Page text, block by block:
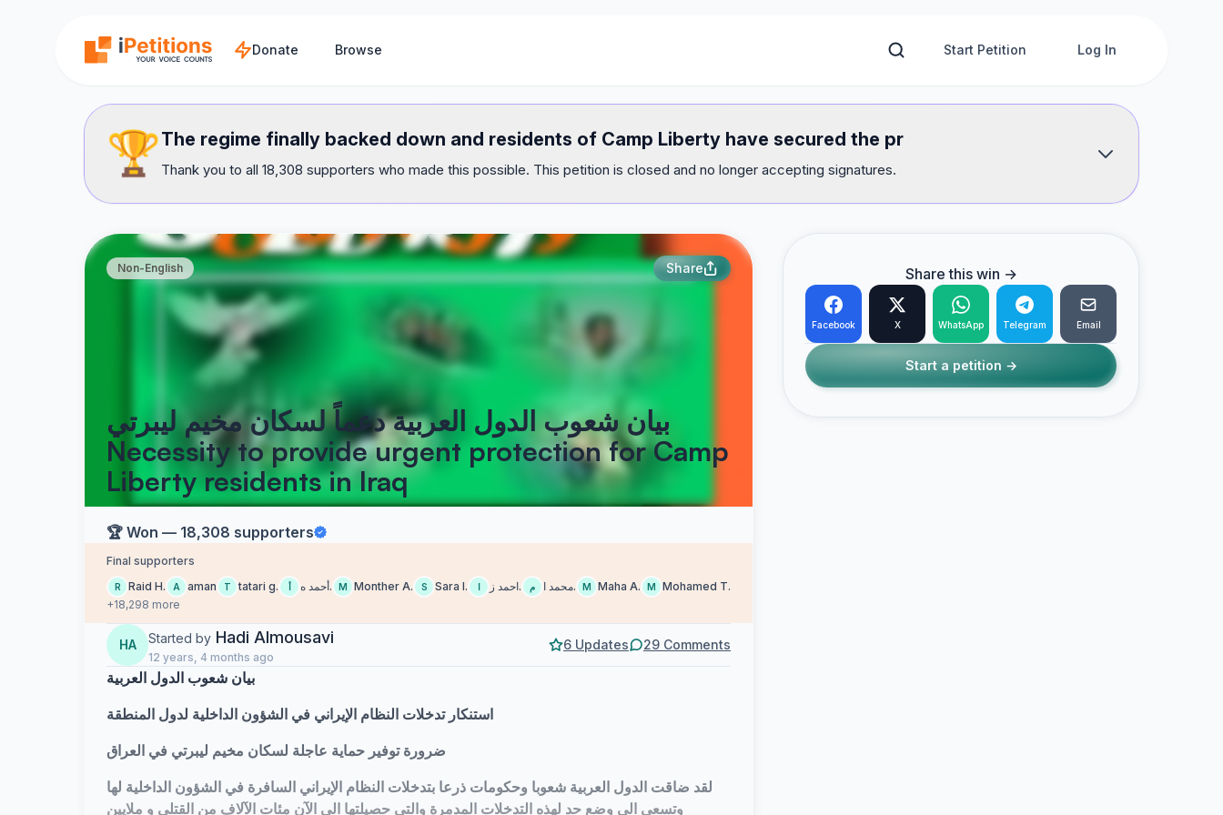
Donate Browse Start Petition Log In
🏆The regime finally backed down and residents of Camp Liberty have secured the pr
Thank you to all 18,308 supporters who made this possible. This petition is closed and no longer accepting signatures.
Non-English Share
بيان شعوب الدول العربية دعماً لسكان مخيم ليبرتي
Necessity to provide urgent protection for Camp
Liberty residents in Iraq
🏆 Won — 18,308 supporters
Final supporters
R Raid H. A aman T tatari g. أ أحمد ه. M Monther A. S Sara I. ا احمد ز. م محمد ا. M Maha A. M
Mohamed T.
+18,298 more
HA Started by Hadi Almousavi
12 years, 4 months ago
6 Updates 29 Comments
بيان شعوب الدول العربية
استنكار تدخلات النظام الإيراني في الشؤون الداخلية لدول المنطقة
ضرورة توفير حماية عاجلة لسكان مخيم ليبرتي في العراق
لقد ضاقت الدول العربية شعوبا وحكومات ذرعا بتدخلات النظام الإيراني السافرة في الشؤون الداخلية لها
وتسعى الى وضع حد لهذه التدخلات المدمرة والتي حصيلتها الى الآن مئات الآلاف من القتلى و ملايين
Share this win →
Facebook X WhatsApp Telegram Email
Start a petition →